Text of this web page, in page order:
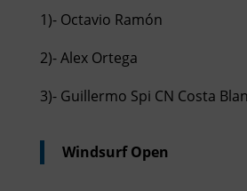
1)- Octavio Ramón
2)- Alex Ortega
3)- Guillermo Spi CN Costa
Windsurf Open